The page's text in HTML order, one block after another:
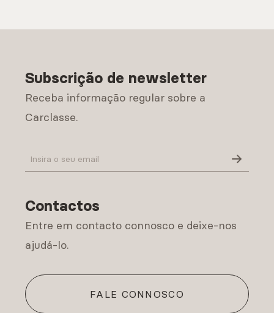
Subscrição de newsletter
Receba informação regular sobre a
Carclasse.
Contactos
Entre em contacto connosco e deixe-nos
ajudá-lo.
FALE CONNOSCO